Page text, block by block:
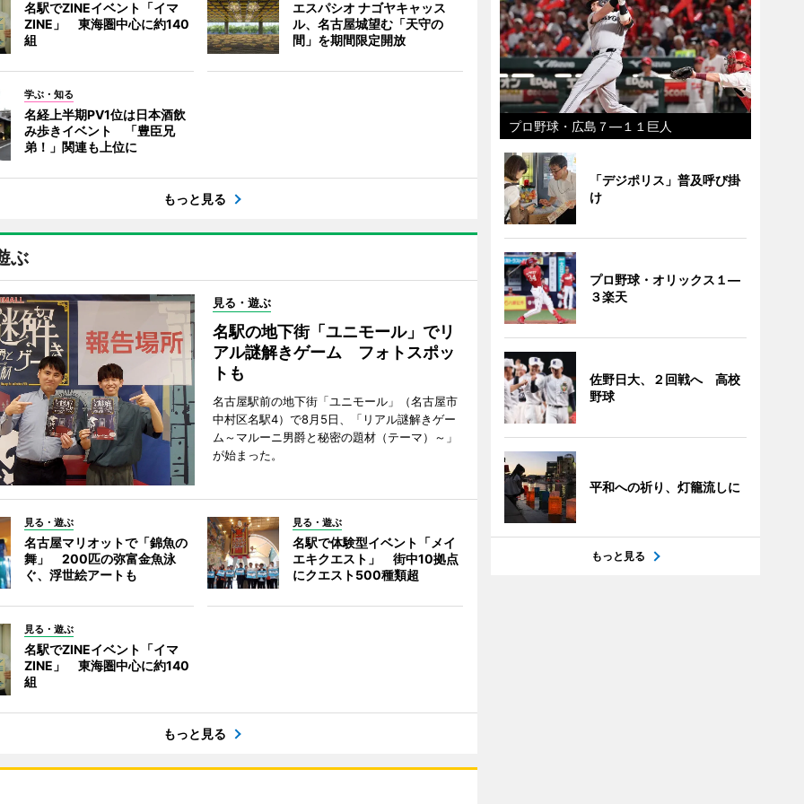
名駅でZINEイベント「イマ
ZINE」 東海圏中心に約140
組
エスパシオ ナゴヤキャッス
ル、名古屋城望む「天守の
間」を期間限定開放
学ぶ・知る
名経上半期PV1位は日本酒飲
み歩きイベント 「豊臣兄
弟！」関連も上位に
もっと見る
ぶ
見る・遊ぶ
名駅の地下街「ユニモール」でリ
アル謎解きゲーム フォトスポッ
トも
名古屋駅前の地下街「ユニモール」（名古屋市
中村区名駅4）で8月5日、「リアル謎解きゲー
ム～マルーニ男爵と秘密の題材（テーマ）～」
が始まった。
見る・遊ぶ
名古屋マリオットで「錦魚の
舞」 200匹の弥富金魚泳
ぐ、浮世絵アートも
見る・遊ぶ
名駅で体験型イベント「メイ
エキクエスト」 街中10拠点
にクエスト500種類超
見る・遊ぶ
名駅でZINEイベント「イマ
ZINE」 東海圏中心に約140
組
もっと見る
プロ野球・広島７―１１巨人
「デジポリス」普及呼び掛
け
プロ野球・オリックス１―
３楽天
佐野日大、２回戦へ 高校
野球
平和への祈り、灯籠流しに
もっと見る